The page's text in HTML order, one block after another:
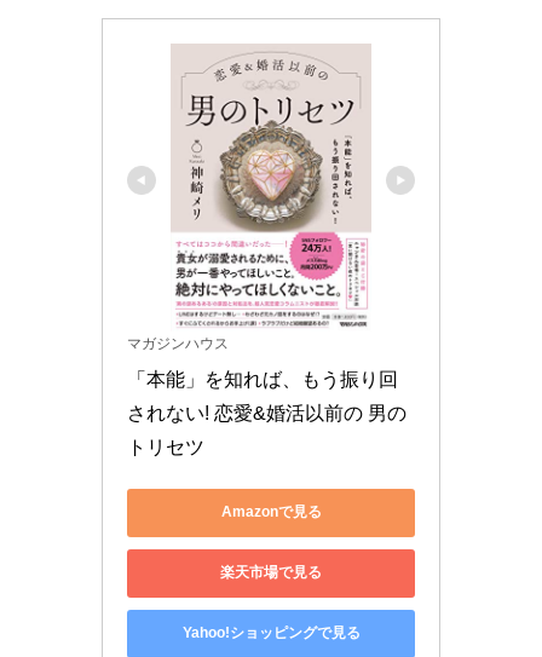
マガジンハウス
「本能」を知れば、もう振り回
されない! 恋愛&婚活以前の 男の
トリセツ
Amazonで見る
楽天市場で見る
Yahoo!ショッピングで見る